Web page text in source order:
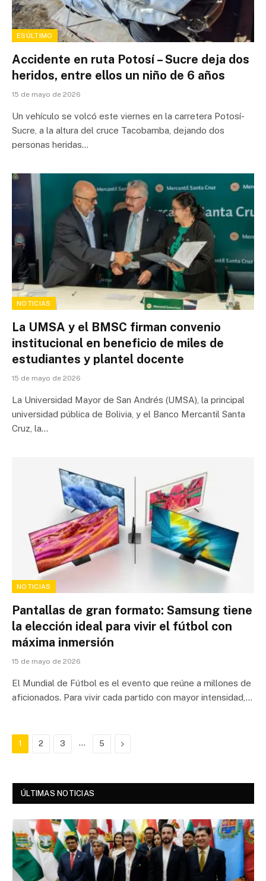
ESÚLTIMO
Accidente en ruta Potosí – Sucre deja dos
heridos, entre ellos un niño de 6 años
15 de mayo de 2026
Un vehículo se volcó este viernes en la carretera Potosí-
Sucre, a la altura del cruce Tacobamba, dejando dos
personas heridas…
NOTICIAS
La UMSA y el BMSC firman convenio
institucional en beneficio de miles de
estudiantes y plantel docente
15 de mayo de 2026
La Universidad Mayor de San Andrés (UMSA), la principal
universidad pública de Bolivia, y el Banco Mercantil Santa
Cruz, la…
NOTICIAS
Pantallas de gran formato: Samsung tiene
la elección ideal para vivir el fútbol con
máxima inmersión
15 de mayo de 2026
El Mundial de Fútbol es el evento que reúne a millones de
aficionados. Para vivir cada partido con mayor intensidad,…
1 2 3 … 5 Next
ÚLTIMAS NOTICIAS